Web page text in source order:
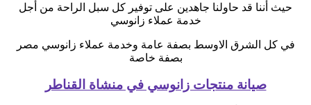
حيث أننا قد حاولنا جاهدين على توفير كل سبل الراحة من أجل
خدمة عملاء زانوسي
في كل الشرق الاوسط بصفة عامة وخدمة عملاء زانوسي مصر
بصفة خاصة
صيانة منتجات زانوسي في منشاة القناطر